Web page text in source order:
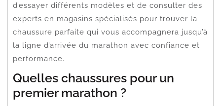
d’essayer différents modèles et de consulter des
experts en magasins spécialisés pour trouver la
chaussure parfaite qui vous accompagnera jusqu’à
la ligne d’arrivée du marathon avec confiance et
performance.
Quelles chaussures pour un
premier marathon ?